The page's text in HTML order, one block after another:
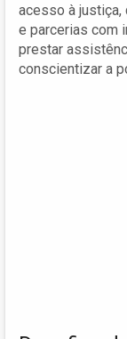
acesso à justiça,
e parcerias com
prestar
conscientizar a